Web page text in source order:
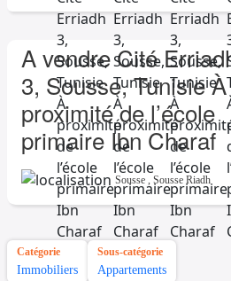
A vendre Cité
3, Sousse, Tunisie À
proximité de l’école
primaire Ibn Charaf
Sousse , Sousse Riadh
Catégorie
Immobiliers
Sous-catégorie
Appartements